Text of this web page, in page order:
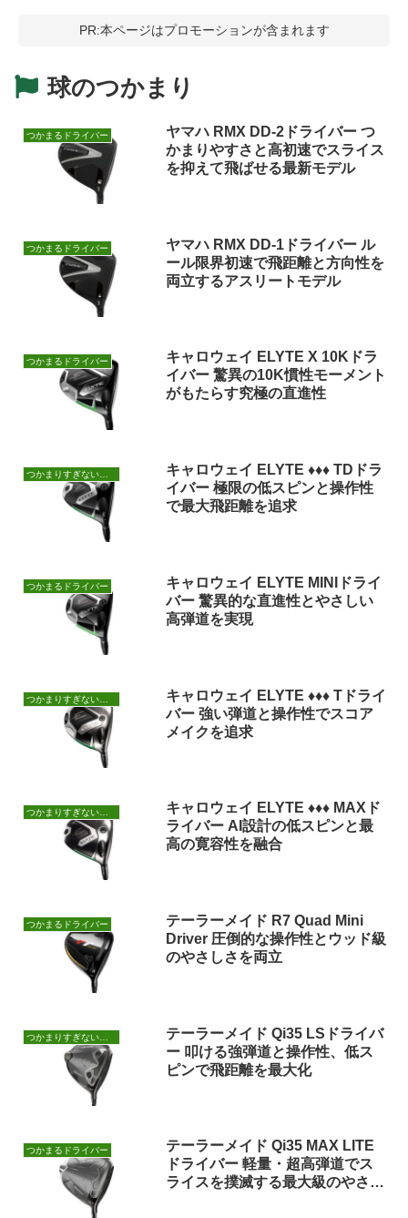
PR:本ページはプロモーションが含まれます
球のつかまり
つかまるドライバー
ヤマハ RMX DD-2ドライバー つ
かまりやすさと高初速でスライス
を抑えて飛ばせる最新モデル
つかまるドライバー
ヤマハ RMX DD-1ドライバー ル
ール限界初速で飛距離と方向性を
両立するアスリートモデル
つかまるドライバー
キャロウェイ ELYTE X 10Kドラ
イバー 驚異の10K慣性モーメント
がもたらす究極の直進性
つかまりすぎないドライバー
キャロウェイ ELYTE ♦♦♦ TDドラ
イバー 極限の低スピンと操作性
で最大飛距離を追求
つかまるドライバー
キャロウェイ ELYTE MINIドライ
バー 驚異的な直進性とやさしい
高弾道を実現
つかまりすぎないドライバー
キャロウェイ ELYTE ♦♦♦ Tドライ
バー 強い弾道と操作性でスコア
メイクを追求
つかまりすぎないドライバー
キャロウェイ ELYTE ♦♦♦ MAXド
ライバー AI設計の低スピンと最
高の寛容性を融合
つかまるドライバー
テーラーメイド R7 Quad Mini
Driver 圧倒的な操作性とウッド級
のやさしさを両立
つかまりすぎないドライバー
テーラーメイド Qi35 LSドライバ
ー 叩ける強弾道と操作性、低ス
ピンで飛距離を最大化
つかまるドライバー
テーラーメイド Qi35 MAX LITE
ドライバー 軽量・超高弾道でス
ライスを撲滅する最大級のやさし